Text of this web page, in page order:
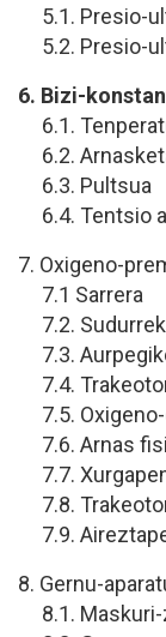
5.1. Presio-
5.2. Presio-
6. Bizi-
6.1.
6.2.
6.3. Pultsua
6.4. Tentsio
7. Oxigeno-
7.1 Sarrera
7.2.
7.3.
7.4.
7.5.
7.6. Arnas
7.7.
7.8.
7.9.
8. Gernu-
8.1. Maskuri-